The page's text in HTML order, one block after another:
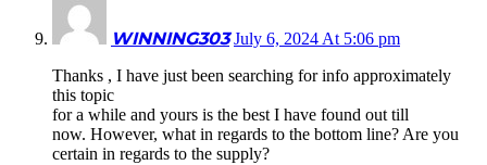
WINNING303 July 6, 2024 At 5:06 pm
Thanks , I have just been searching for info approximately
this topic
for a while and yours is the best I have found out till
now. However, what in regards to the bottom line? Are you
certain in regards to the supply?